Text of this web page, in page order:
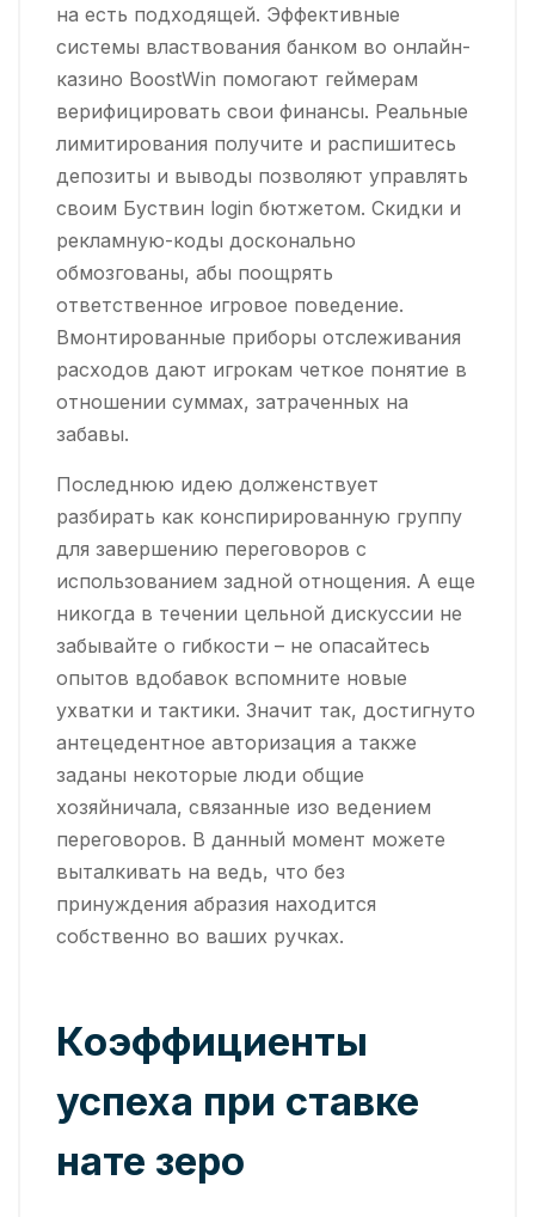
на есть подходящей. Эффективные
системы властвования банком во онлайн-
казино BoostWin помогают геймерам
верифицировать свои финансы. Реальные
лимитирования получите и распишитесь
депозиты и выводы позволяют управлять
своим Буствин login бютжетом. Скидки и
рекламную-коды досконально
обмозгованы, абы поощрять
ответственное игровое поведение.
Вмонтированные приборы отслеживания
расходов дают игрокам четкое понятие в
отношении суммах, затраченных на
забавы.
Последнюю идею долженствует
разбирать как конспирированную группу
для завершению переговоров с
использованием задной отнощения. А еще
никогда в течении цельной дискуссии не
забывайте о гибкости – не опасайтесь
опытов вдобавок вспомните новые
ухватки и тактики. Значит так, достигнуто
антецедентное авторизация а также
заданы некоторые люди общие
хозяйничала, связанные изо ведением
переговоров. В данный момент можете
выталкивать на ведь, что без
принуждения абразия находится
собственно во ваших ручках.
Коэффициенты
успеха при ставке
нате зеро